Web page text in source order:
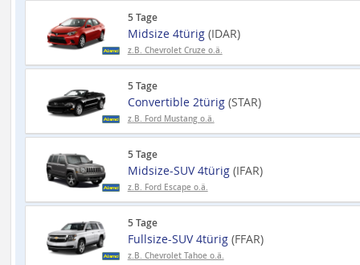
5 Tage
Midsize 4türig (IDAR)
z.B. Chevrolet Cruze o.ä.
5 Tage
Convertible 2türig (STAR)
z.B. Ford Mustang o.ä.
5 Tage
Midsize-SUV 4türig (IFAR)
z.B. Ford Escape o.ä.
5 Tage
Fullsize-SUV 4türig (FFAR)
z.B. Chevrolet Tahoe o.ä.